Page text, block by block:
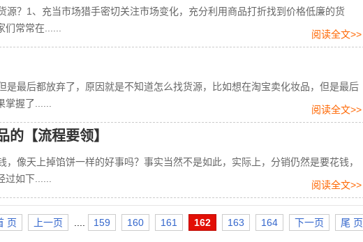
？1、充当市场猎手密切关注市场变化，充分利用商品打折找到价格低廉的货
常常在......
阅读全文>>
最后都放弃了，原因就是不知道怎么找货源，比如想在淘宝卖化妆品，但是最后
握了......
阅读全文>>
【流程要领】
像天上掉馅饼一样的好事吗？事实当然不是如此，实际上，分销仍然是要花钱，
如下......
阅读全文>>
页 上一页 159 160 161 162 163 164 下一页 尾 页